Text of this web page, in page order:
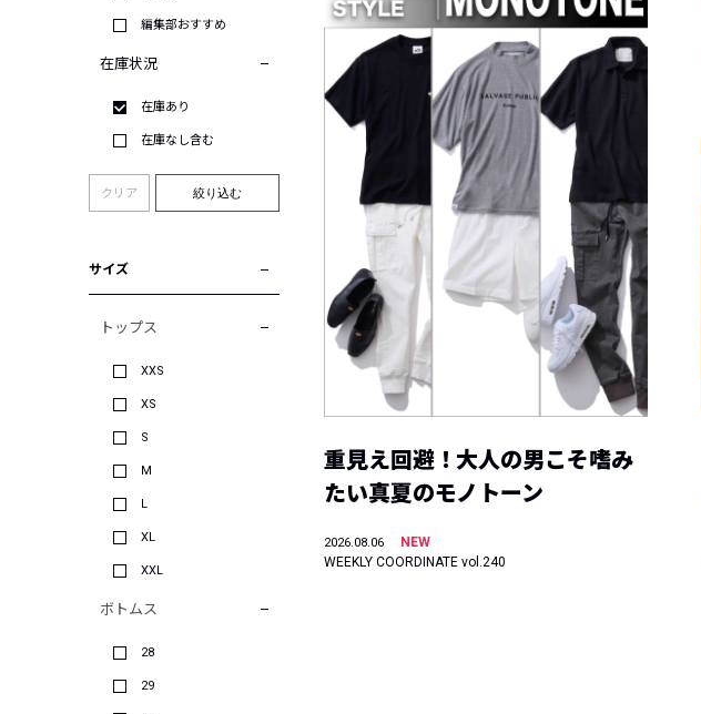
編集部おすすめ
在庫状況
在庫あり
在庫なし含む
クリア 絞り込む
サイズ
トップス
XXS
XS
S
M
L
XL
XXL
ボトムス
28
29
重見え回避！大人の男こそ嗜み
たい真夏のモノトーン
2026.08.06
NEW
WEEKLY COORDINATE vol.240